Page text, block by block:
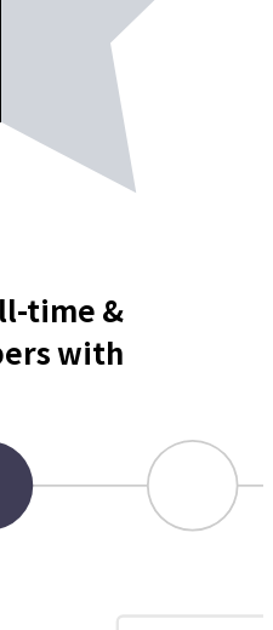
time &
with